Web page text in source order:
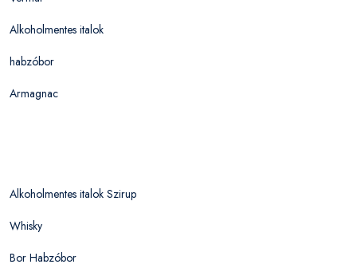
Alkoholmentes italok
habzóbor
Armagnac
Alkoholmentes italok Szirup
Whisky
Bor Habzóbor